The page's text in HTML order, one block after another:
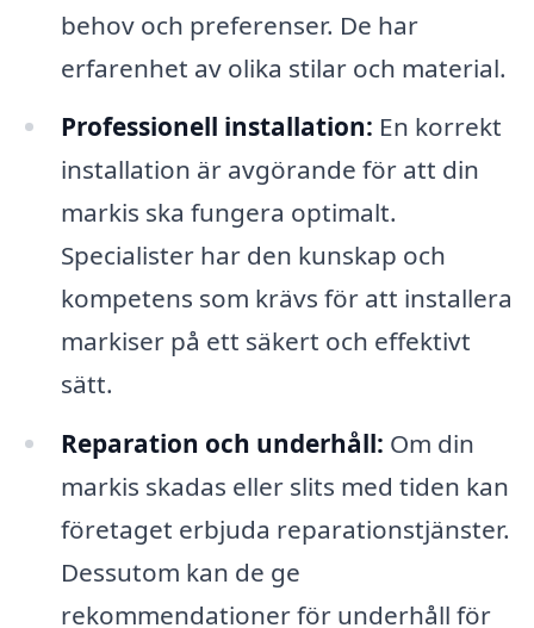
behov och preferenser. De har
erfarenhet av olika stilar och material.
Professionell installation: En korrekt
installation är avgörande för att din
markis ska fungera optimalt.
Specialister har den kunskap och
kompetens som krävs för att installera
markiser på ett säkert och effektivt
sätt.
Reparation och underhåll: Om din
markis skadas eller slits med tiden kan
företaget erbjuda reparationstjänster.
Dessutom kan de ge
rekommendationer för underhåll för